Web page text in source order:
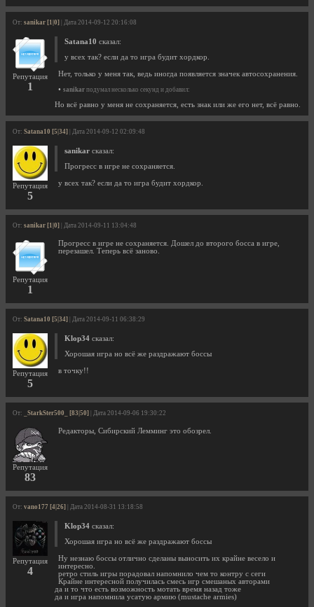
От: sanikar [1|0] | Дата 2014-09-12 20:16:08
Репутация
1
Satana10 сказал:
у всех так? если да то игра будит хордкор.
Нет, только у меня так, ведь иногда появляется значек автосохранения.
• sanikar подумал несколько секунд и добавил:
Но всё равно у меня не сохраняется, есть знак или же его нет, всё равно.
От: Satana10 [5|34] | Дата 2014-09-12 02:09:48
Репутация
5
sanikar сказал:
Прогресс в игре не сохраняется.
у всех так? если да то игра будит хордкор.
От: sanikar [1|0] | Дата 2014-09-11 13:04:48
Репутация
1
Прогресс в игре не сохраняется. Дошел до второго босса в игре,
перезашел. Теперь всё заново.
От: Satana10 [5|34] | Дата 2014-09-11 06:38:29
Репутация
5
Klop34 сказал:
Хорошая игра но всё же раздражают боссы
в точку!!
От: _StarkSter500_ [83|50] | Дата 2014-09-06 19:30:22
Репутация
83
Редакторы, Сибирский Лемминг это обозрел.
От: vano177 [4|26] | Дата 2014-08-31 13:18:58
Репутация
4
Klop34 сказал:
Хорошая игра но всё же раздражают боссы
Ну незнаю боссы отлично сделаны выносить их крайне весело и
интересно.
ретро стиль игры порадовал напомнило чем то контру с сеги
Крайне интересной получилась смесь игр смешаных авторами
да и то что есть возможность мотать время назад тоже
да и игра напомнила усатую армию (mustache armies)